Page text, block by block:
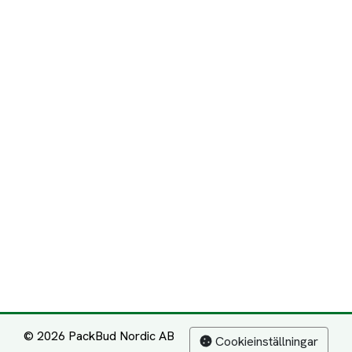
© 2026 PackBud Nordic AB Cookieinställningar